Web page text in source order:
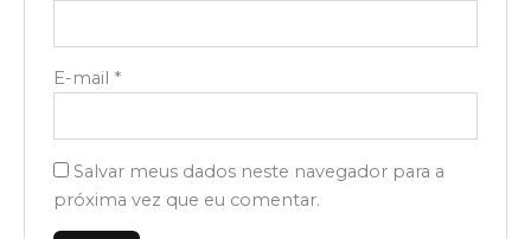
E-mail *
Salvar meus dados neste navegador para a
próxima vez que eu comentar.